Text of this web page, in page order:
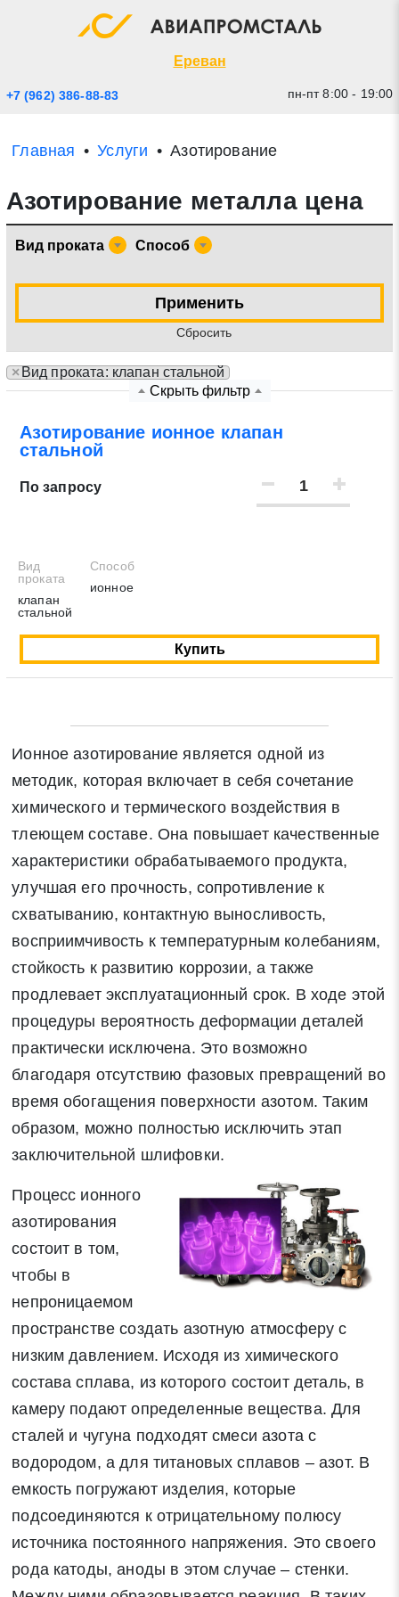
Ереван
+7 (962) 386-88-83 пн-пт 8:00 - 19:00
Главная Услуги Азотирование
Азотирование металла цена
Вид проката Способ
Применить
Cбросить
× Вид проката: клапан стальной
Скрыть фильтр
Азотирование ионное клапан
стальной
По запросу
Вид
проката
клапан
стальной
Способ
ионное
Купить
Ионное азотирование является одной из
методик, которая включает в себя сочетание
химического и термического воздействия в
тлеющем составе. Она повышает качественные
характеристики обрабатываемого продукта,
улучшая его прочность, сопротивление к
схватыванию, контактную выносливость,
восприимчивость к температурным колебаниям,
стойкость к развитию коррозии, а также
продлевает эксплуатационный срок. В ходе этой
процедуры вероятность деформации деталей
практически исключена. Это возможно
благодаря отсутствию фазовых превращений во
время обогащения поверхности азотом. Таким
образом, можно полностью исключить этап
заключительной шлифовки.
Процесс ионного
азотирования
состоит в том,
чтобы в
непроницаемом
пространстве создать азотную атмосферу с
низким давлением. Исходя из химического
состава сплава, из которого состоит деталь, в
камеру подают определенные вещества. Для
сталей и чугуна подходят смеси азота с
водородом, а для титановых сплавов – азот. В
емкость погружают изделия, которые
подсоединяются к отрицательному полюсу
источника постоянного напряжения. Это своего
рода катоды, аноды в этом случае – стенки.
Экспресс заявка
* - обязательные поля для заполнения
Прикрепить файл (до 20 mb)
Отправить заявку
Нажимая на кнопку «Отправить заявку» Вы даете
согласие на обработку своих персональных данных в
соответствии со статьей 9 Федерального закона от 27
июля 2006 г. N 152-ФЗ «О персональных данных», а